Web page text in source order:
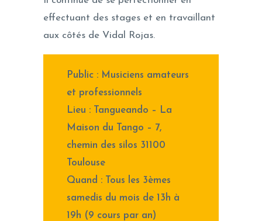
effectuant des stages et en travaillant
aux côtés de Vidal Rojas.
Public : Musiciens amateurs
et professionnels
Lieu : Tangueando – La
Maison du Tango – 7,
chemin des silos 31100
Toulouse
Quand : Tous les 3èmes
samedis du mois de 13h à
19h (9 cours par an)